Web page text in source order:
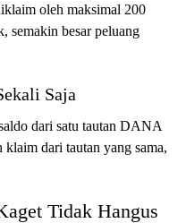
oleh maksimal 200
semakin besar peluang
Saja
dari satu tautan DANA
klaim dari tautan yang sama,
Tidak Hangus